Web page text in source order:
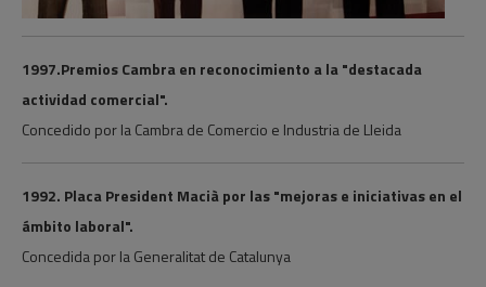
1997.Premios Cambra en reconocimiento a la "destacada
actividad comercial".
Concedido por la Cambra de Comercio e Industria de Lleida
1992. Placa President Macià por las "mejoras e iniciativas en el
ámbito laboral".
Concedida por la Generalitat de Catalunya